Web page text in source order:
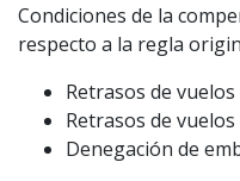
Condiciones de la
respecto a la regla
Retrasos de
Retrasos de
Denegación de